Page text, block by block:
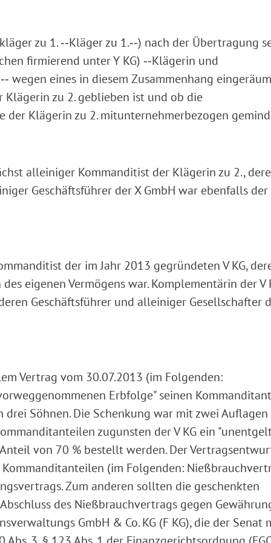
zu 1. ‑‑Kläger zu 1.‑‑) nach der Übertragung
firmierend unter Y KG) ‑‑Klägerin und
wegen eines in diesem Zusammenhang
zu 2. geblieben ist und ob die
Klägerin zu 2. mitunternehmerbezogen
alleiniger Kommanditist der Klägerin zu 2.,
Geschäftsführer der X GmbH war ebenfalls
der im Jahr 2013 gegründeten V KG,
eigenen Vermögens war. Komplementärin der V
Geschäftsführer und alleiniger Gesellschafter
Vertrag vom 30.07.2013 (im Folgenden:
Erbfolge" seinen
Söhnen. Die Schenkung war mit zwei Auflagen
zugunsten der V KG ein
von 70 % bestellt werden. Der
(im Folgenden:
Zum anderen sollten die geschenkten
des Nießbrauchvertrags gegen
GmbH & Co. KG (F KG), die der Senat